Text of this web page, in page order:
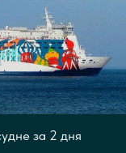
за 2 дня